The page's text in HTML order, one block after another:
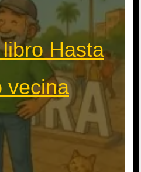
Hasta
vecina